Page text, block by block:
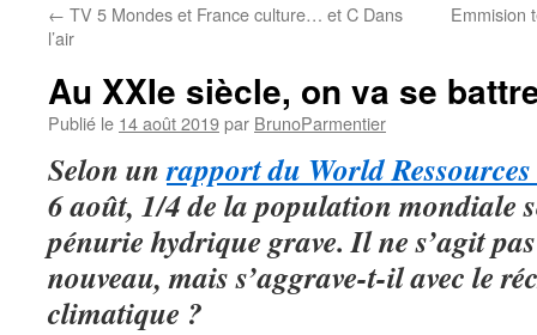
← TV 5 Mondes et France culture… et C Dans
l’air
Emmision
Au XXIe siècle, on va se
Publié le 14 août 2019par BrunoParmentier
Selon unrapport du World
6 août, 1/4 de la population mondiale
pénurie hydrique grave. Il ne s’agit
nouveau, mais s’aggrave-t-il avec le
climatique ?